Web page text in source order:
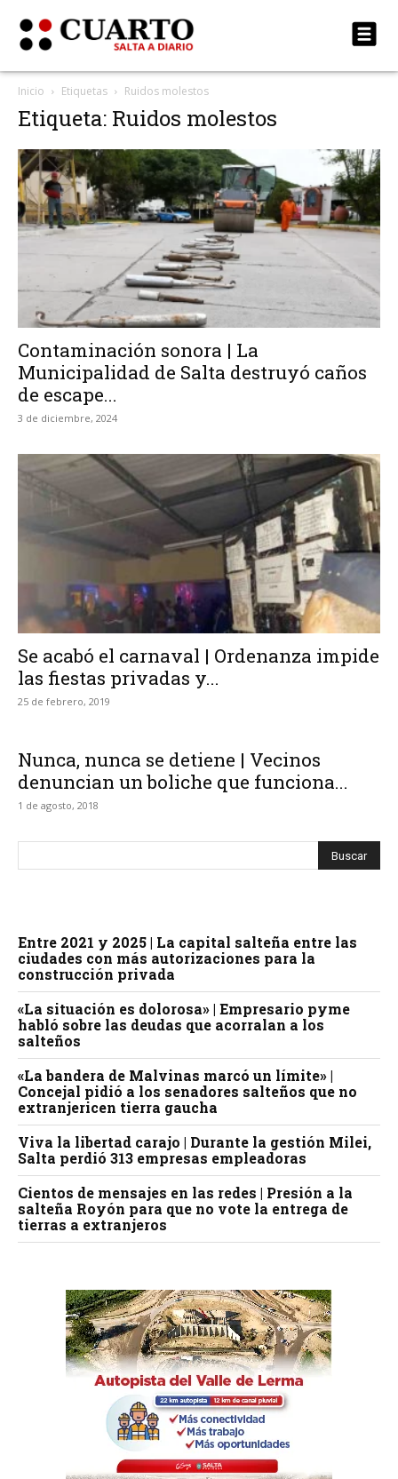
Inicio Etiquetas Ruidos molestos
Etiqueta: Ruidos molestos
Contaminación sonora | La
Municipalidad de Salta destruyó caños
de escape...
3 de diciembre, 2024
Se acabó el carnaval | Ordenanza impide
las fiestas privadas y...
25 de febrero, 2019
Nunca, nunca se detiene | Vecinos
denuncian un boliche que funciona...
1 de agosto, 2018
Entre 2021 y 2025 | La capital salteña entre las
ciudades con más autorizaciones para la
construcción privada
«La situación es dolorosa» | Empresario pyme
habló sobre las deudas que acorralan a los
salteños
«La bandera de Malvinas marcó un límite» |
Concejal pidió a los senadores salteños que no
extranjericen tierra gaucha
Viva la libertad carajo | Durante la gestión Milei,
Salta perdió 313 empresas empleadoras
Cientos de mensajes en las redes | Presión a la
salteña Royón para que no vote la entrega de
tierras a extranjeros